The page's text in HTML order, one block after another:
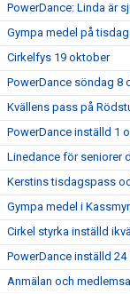
PowerDance: Linda är
Gympa medel på
Cirkelfys 19 oktober
PowerDance söndag 8
Kvällens pass på
PowerDance inställd 1
Linedance för seniorer
Kerstins tisdagspass
Gympa medel i
Cirkel styrka inställd
PowerDance inställd
Anmälan och